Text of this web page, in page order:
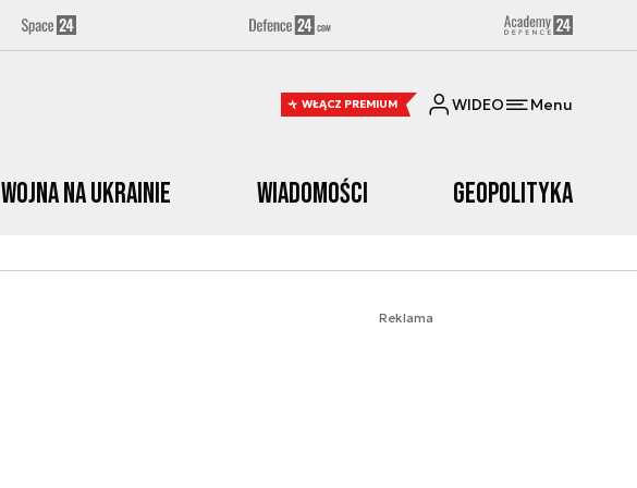
WŁĄCZ PREMIUM WIDEO Menu
Wojna na Ukrainie Wiadomości Geopolityka
Reklama